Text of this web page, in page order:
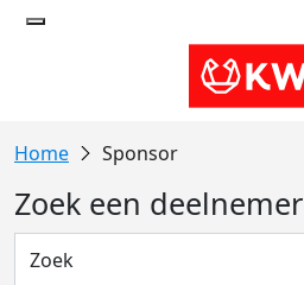
Sponsor
Zoek een deelnemer